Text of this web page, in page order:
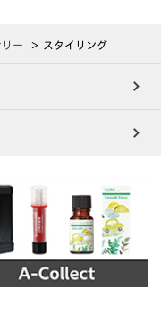
ー スタイリング